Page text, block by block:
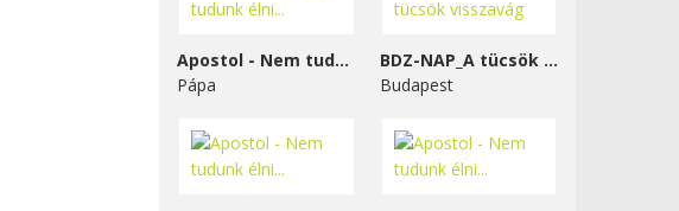
Apostol - Nem tudunk élni...
Pápa
BDZ-NAP_A tücsök visszavág
Budapest